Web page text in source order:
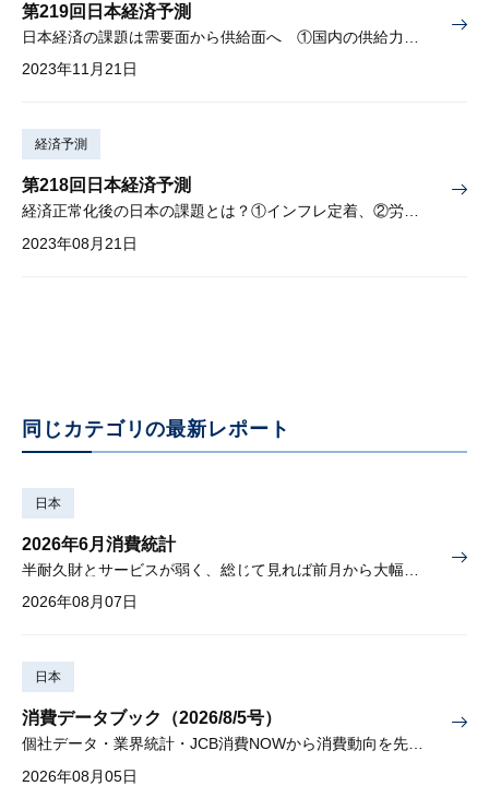
第219回日本経済予測
2023年11月21日
経済予測
第218回日本経済予測
2023年08月21日
同じカテゴリの最新レポート
日本
2026年6月消費統計
2026年08月07日
日本
消費データブック（2026/8/5号）
2026年08月05日